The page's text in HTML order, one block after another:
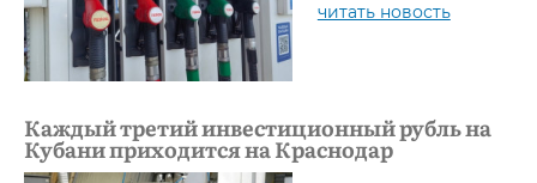
читать новость
Каждый третий инвестиционный рубль на
Кубани приходится на Краснодар